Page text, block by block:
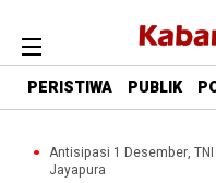
PERISTIWA PUBLIK
Antisipasi 1 Desember,
Jayapura